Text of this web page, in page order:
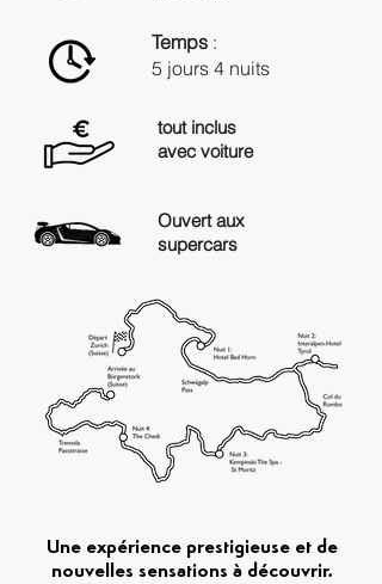
Temps :
5 jours 4 nuits
tout inclus
avec voiture
Ouvert aux
supercars
Une expérience prestigieuse et de
nouvelles sensations à découvrir.